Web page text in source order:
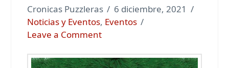
Cronicas Puzzleras
6 diciembre, 2021
Noticias y Eventos, Eventos
Leave a Comment